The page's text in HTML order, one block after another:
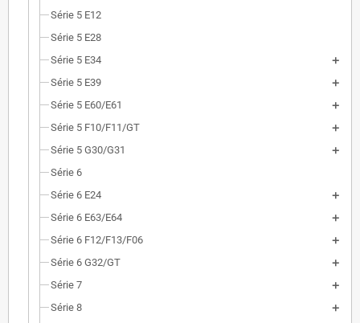
Série 5 E12
Série 5 E28
Série 5 E34
Série 5 E39
Série 5 E60/E61
Série 5 F10/F11/GT
Série 5 G30/G31
Série 6
Série 6 E24
Série 6 E63/E64
Série 6 F12/F13/F06
Série 6 G32/GT
Série 7
Série 8